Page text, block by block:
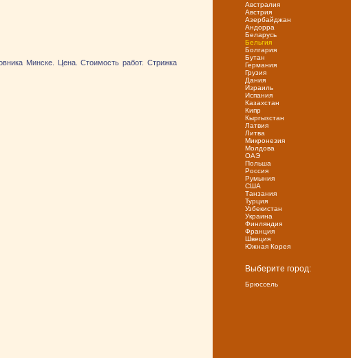
Минске. Цена. Стоимость работ. Стрижка
Австралия
Австрия
Азербайджан
Андорра
Беларусь
Бельгия
Болгария
Бутан
Германия
Грузия
Дания
Израиль
Испания
Казахстан
Кипр
Кыргызстан
Латвия
Литва
Микронезия
Молдова
ОАЭ
Польша
Россия
Румыния
США
Танзания
Турция
Узбекистан
Украина
Финляндия
Франция
Швеция
Южная Корея
Выберите город:
Брюссель